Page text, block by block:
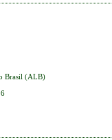
Brasil (ALB)